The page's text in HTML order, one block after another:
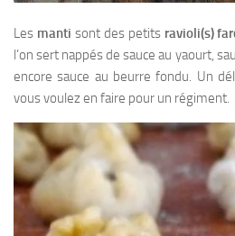
Les manti sont des petits ravioli(s)
l’on sert nappés de sauce au yaourt,
encore sauce au beurre fondu. Un
vous voulez en faire pour un régiment.